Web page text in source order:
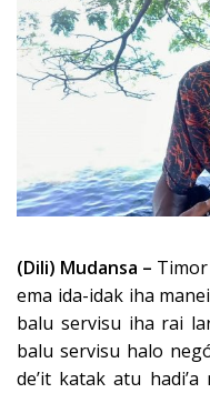
(Dili) Mudansa –
ema ida-idak iha
balu servisu iha rai
balu servisu halo
de’it katak atu